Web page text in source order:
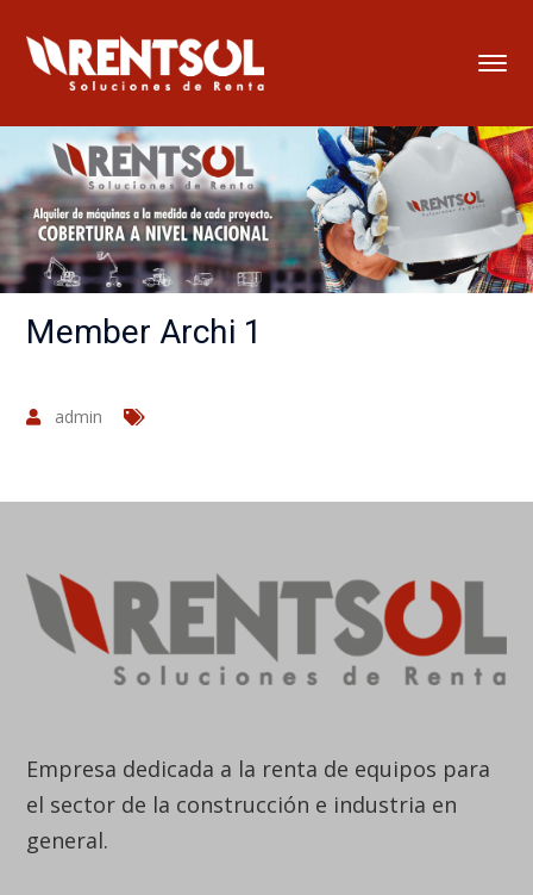
Member Archi 1
admin
Empresa dedicada a la renta de equipos para
el sector de la construcción e industria en
general.